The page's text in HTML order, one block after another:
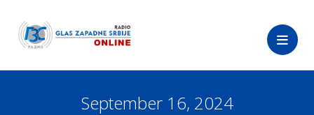
September 16, 2024